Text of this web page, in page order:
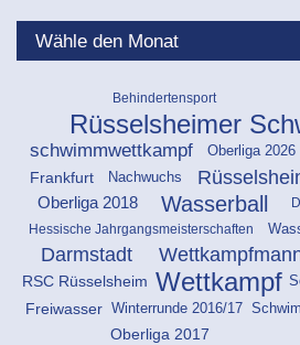
Behindertensport
Rüsselsheimer
schwimmwettkampf Oberliga 2026
Frankfurt Nachwuchs
Oberliga 2018 Wasserball
Hessische Jahrgangsmeisterschaften
Darmstadt
RSC Rüsselsheim Wettkampf
Freiwasser
Winterrunde 2016/17
Oberliga 2017